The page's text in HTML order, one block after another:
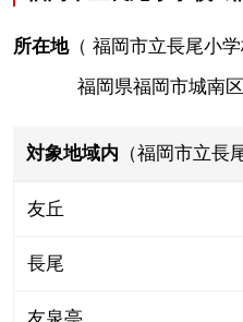
所在地（ 福岡市立長尾小
福岡県福岡市城南
対象地域内 （福岡市立長
友丘
長尾
友泉亭